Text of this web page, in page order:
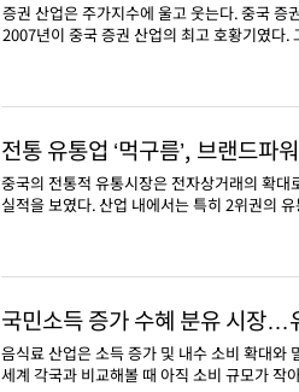
증권 산업은 주가지수에 울고 웃는다. 중국
2007년이 중국 증권 산업의 최고 호황기였다.
전통 유통업 ‘먹구름’, 브랜드파
중국의 전통적 유통시장은 전자상거래의 확
실적을 보였다. 산업 내에서는 특히 2위권의
국민소득 증가 수혜 분유 시장…
음식료 산업은 소득 증가 및 내수 소비 확대와
세계 각국과 비교해볼 때 아직 소비 규모가 작